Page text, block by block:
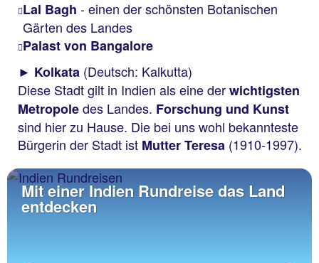
Lal Bagh - einen der schönsten Botanischen
Gärten des Landes
Palast von Bangalore
► Kolkata (Deutsch: Kalkutta)
Diese Stadt gilt in Indien als eine derwichtigsten
Metropoledes Landes. Forschung und Kunst
sind hier zu Hause. Die bei uns wohl bekannteste
Bürgerin der Stadt ist Mutter Teresa (1910-1997).
Mit einer Indien Rundreise das Land
entdecken